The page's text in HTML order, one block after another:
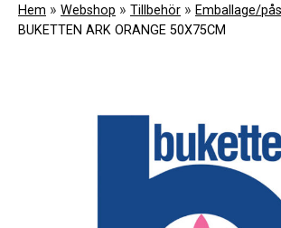
Hem » Webshop » Tillbehör » Emballage/
BUKETTEN ARK ORANGE 50X75CM